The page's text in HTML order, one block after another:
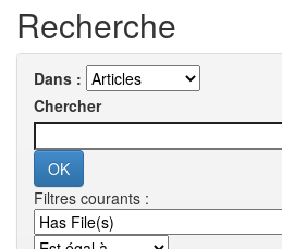
Recherche
Dans :
Chercher
Filtres courants :